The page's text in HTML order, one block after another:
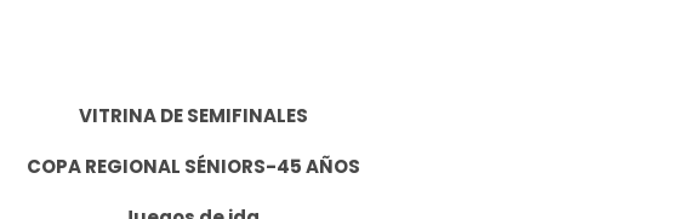
VITRINA DE SEMIFINALES
COPA REGIONAL SÉNIORS-45 AÑOS